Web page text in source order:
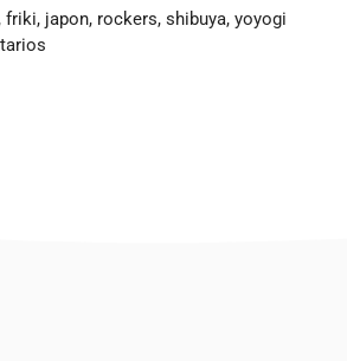
friki, japon, rockers,shibuya,yoyogi